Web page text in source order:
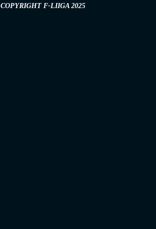
COPYRIGHT F-LIIGA 2025